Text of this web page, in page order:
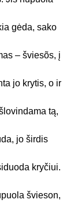
gėda, sako
– šviesõs, į
jo krytis, o ir
tą,
jo širdis
kryčiui.
švieson,